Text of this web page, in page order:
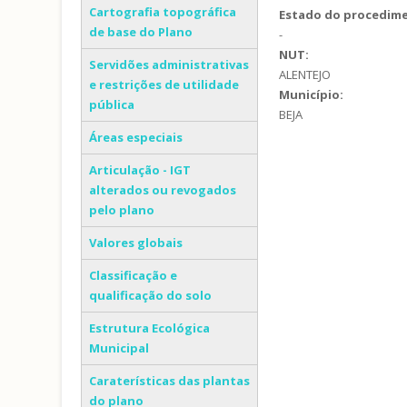
Cartografia topográfica
de base do Plano
Servidões administrativas
e restrições de utilidade
pública
Áreas especiais
Articulação - IGT
alterados ou revogados
pelo plano
Valores globais
Classificação e
qualificação do solo
Estrutura Ecológica
Municipal
Caraterísticas das plantas
do plano
Estado do
-
NUT:
ALENTEJO
Município:
BEJA